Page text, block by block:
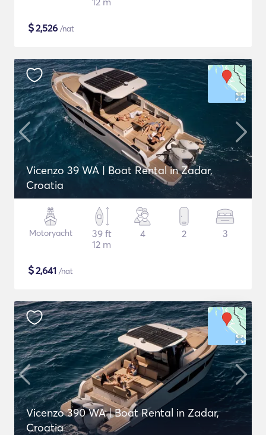
$2,526 /nat
Vicenzo 39 WA | Boat Rental in Zadar,
Croatia
Motoryacht
39 ft
12 m
4 2 3
$2,641 /nat
Vicenzo 390 WA | Boat Rental in Zadar,
Croatia